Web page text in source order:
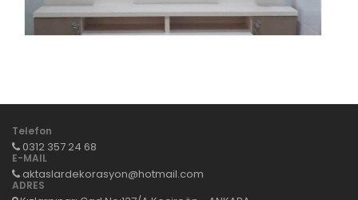
Telefon
0312 357 24 68
E-MAIL
aktaslardekorasyon@hotmail.com
ADRES